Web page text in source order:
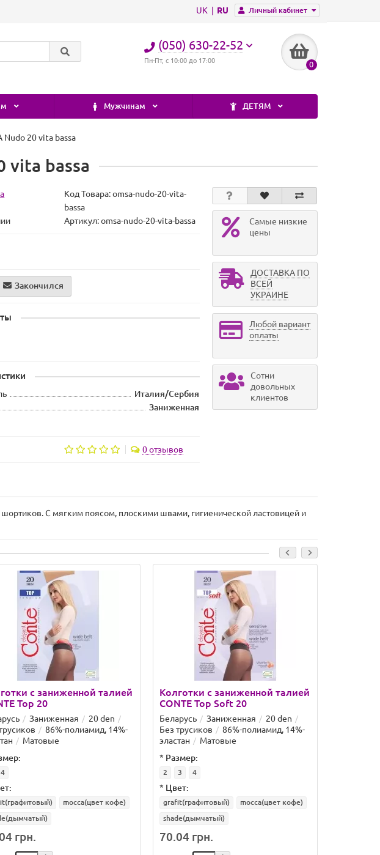
Личный кабинет
UK RU
(050) 630-22-52
Пн-Пт, с 10:00 до 17:00 0
Мужчинам ДЕТЯМ
Nudo 20 vita bassa
vita bassa
Код Товара:omsa-nudo-20-vita-
bassa
Артикул: omsa-nudo-20-vita-bassa
Закончился
Италия/Сербия
Заниженная
0 отзывов
Самые низкие
цены
ДОСТАВКА ПО
ВСЕЙ
УКРАИНЕ
Любой вариант
оплаты
Сотни
довольных
клиентов
С мягким поясом, плоскими швами, гигиенической ластовицей и
с заниженной талией
Top 20
Заниженная
20 den
86%-полиамид, 14%-
Матовые
4
mocca(цвет кофе)
грн.
Колготки с заниженной талией
CONTE Top Soft 20
Беларусь Заниженная
20 den
Без трусиков
86%-полиамид, 14%-
эластан
Матовые
* Размер:
2 3 4
* Цвет:
grafit(графитовый)
mocca(цвет кофе)
shade(дымчатый)
70.04 грн.